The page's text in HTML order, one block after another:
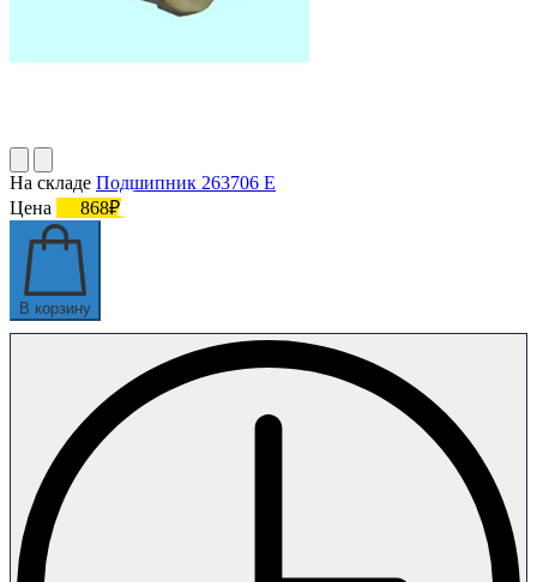
На складе Подшипник 263706 Е
Цена
868₽
В корзину